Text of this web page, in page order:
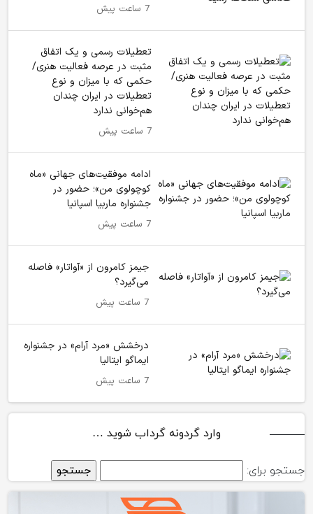
7 ساعت پیش
تعطیلات رسمی و یک اتفاق
مثبت در عرصه فعالیت هنری/
حکمی که با میزان و نوع
تعطیلات در ایران چندان
هم‌خوانی ندارد
7 ساعت پیش
ادامه موفقیت‌های جهانی «ماه
کوچولوی من»؛ حضور در
جشنواره ماربیا اسپانیا
7 ساعت پیش
جیمز کامرون از «آواتار» فاصله
می‌گیرد؟
7 ساعت پیش
درخشش «مرد آرام» در جشنواره
ایماگو ایتالیا
7 ساعت پیش
وارد گردونه گرداب شوید …
جستجو برای: